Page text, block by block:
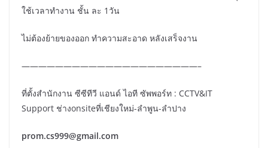
ใช้เวลาทำงาน ชั้น ละ 1วัน
ไม่ต้องย้ายของออก ทำความสะอาด หลังเสร็จงาน
—————————————————————–
ที่ตั้งสำนักงาน ซีซีทีวี แอนด์ ไอที ซัพพอร์ท : CCTV&IT
Support ช่างonsiteที่เชียงใหม่-ลำพูน-ลำปาง
prom.cs999@gmail.com